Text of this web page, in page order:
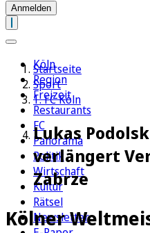
Anmelden
Köln
Region
Freizeit
Restaurants
FC
Panorama
Politik
Wirtschaft
Kultur
Rätsel
Newsletter
Startseite
Sport
1. FC Köln
Lukas
verlängert
Zabrze
Kölner